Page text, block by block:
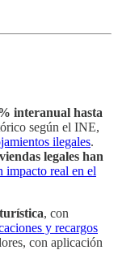
interanual hasta
según el INE,
ilegales.
legales han
impacto real en el
, con
y recargos
con aplicación